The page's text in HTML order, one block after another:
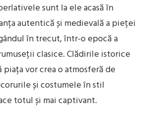
sunt la ele acasă în
autentică și medievală a pieței
în trecut, într-o epocă a
clasice. Clădirile istorice
piața vor crea o atmosferă de
și costumele în stil
totul și mai captivant.